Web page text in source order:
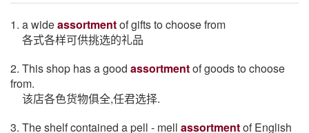
1. a wideassortmentof gifts to choose from
各式各样可供挑选的礼品
2. This shop has a good assortmentof goods to choose
from.
该店各色货物俱全,任君选择.
3. The shelf contained a pell - mell assortmentof English